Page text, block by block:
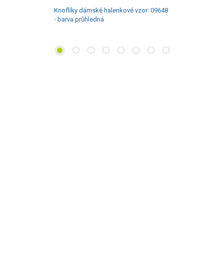
Knoflíky dámské halenkové vzor: 0273 -
barva fialová